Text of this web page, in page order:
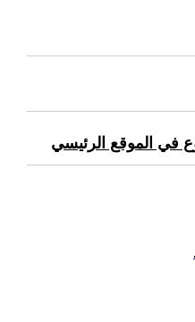
في الموقع الرئيسي